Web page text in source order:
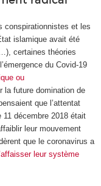
conspirationnistes et les
islamique avait été
certaines théories
du Covid-19
ou
la future domination de
que l’attentat
décembre 2018 était
leur mouvement
que le coronavirus a
leur système